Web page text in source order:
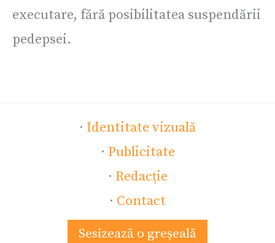
executare, fără posibilitatea suspendării
pedepsei.
· Identitate vizuală
· Publicitate
· Redacție
· Contact
Sesizează o greșeală